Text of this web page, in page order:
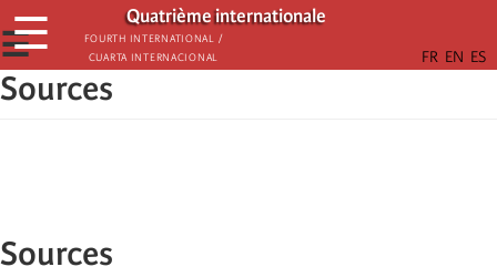
Aller
au
contenu
principal
Quatrième internationale
Fourth International /
Cuarta Internacional
☰
☰
Sources
Sources